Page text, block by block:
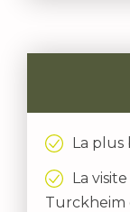
La plus
La
Turckheim